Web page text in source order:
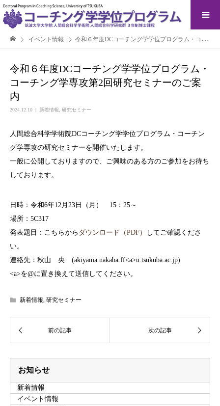
イベント情報 令和６年度DCコーチング学学位プログラム・コーチング学専攻第2回研究セミナーのご案内
令和６年度DCコーチング学学位プログラム・
コーチング学専攻第2回研究セミナーのご案
内
2024.12.10 新着情報 研究セミナー
人間総合科学学術院DCコーチング学学位プログラム・コーチン
グ学専攻の研究セミナーを開催いたします。
一般に公開しておりますので、ご興味のある方のご参加をお待ち
しております。
日時：令和6年12月23日（月） 15：25～
場所：5C317
発表題目：こちらから ダウンロード（PDF）
してご確認くださ
い。
連絡先：秋山 央 (akiyama.nakaba.ff<a>u.tsukuba.ac.jp)
<a>を@に置き換えて送信してください。
新着情報, 研究セミナー
お知らせ
新着情報
イベント情報